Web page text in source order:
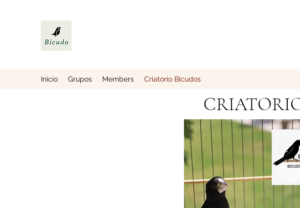
Inicio Grupos Members Criatorio Bicudos